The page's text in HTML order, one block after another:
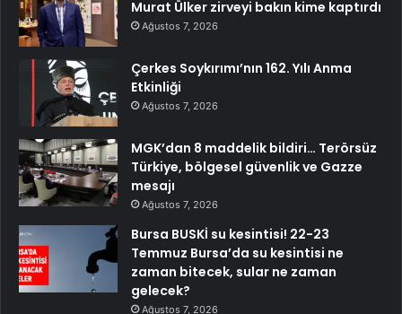
Murat Ülker zirveyi bakın kime kaptırdı
Ağustos 7, 2026
Çerkes Soykırımı’nın 162. Yılı Anma
Etkinliği
Ağustos 7, 2026
MGK’dan 8 maddelik bildiri… Terörsüz
Türkiye, bölgesel güvenlik ve Gazze
mesajı
Ağustos 7, 2026
Bursa BUSKİ su kesintisi! 22-23
Temmuz Bursa’da su kesintisi ne
zaman bitecek, sular ne zaman
gelecek?
Ağustos 7, 2026